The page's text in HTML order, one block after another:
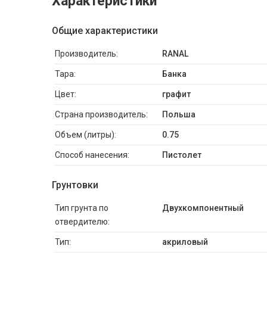
Общие характеристики
Производитель: RANAL
Тара: Банка
Цвет: графит
Страна производитель: Польша
Объем (литры): 0.75
Способ нанесения: Пистолет
Грунтовки
Тип грунта по
отвердителю:
Двухкомпонентный
Тип: акриловый